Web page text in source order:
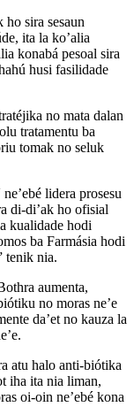
ho sira sesaun
ita la ko’alia
konabá pesoal sira
husi fasilidade
no mata dalan
tratamentu ba
tomak no seluk
lidera prosesu
di-di’ak ho ofisial
kualidade hodi
ba Farmásia hodi
tenik nia.
aumenta,
no moras ne’e
da’et no kauza la
atu halo anti-biótika
iha ita nia liman,
oi-oin ne’ebé kona